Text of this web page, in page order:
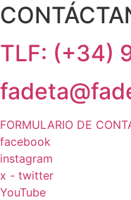
TLF: (+34)
FORMULARIO DE
facebook
instagram
x - twitter
YouTube